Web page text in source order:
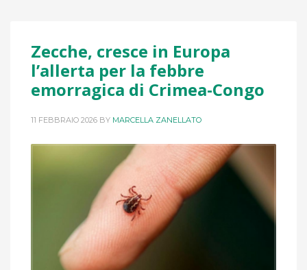
Zecche, cresce in Europa
l’allerta per la febbre
emorragica di Crimea-Congo
11 FEBBRAIO 2026 BY MARCELLA ZANELLATO